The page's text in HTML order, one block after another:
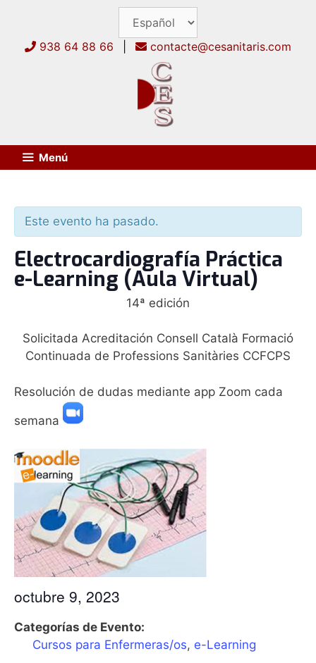
contenido938 64 88 66 contacte@cesanitaris.com
Menú
Este evento ha pasado.
Electrocardiografía Práctica
e-Learning (Aula Virtual)
14ª edición
Solicitada Acreditación Consell Català Formació
Continuada de Professions Sanitàries CCFCPS
Resolución de dudas mediante app Zoom cada
semana
octubre 9, 2023
Categorías de Evento:
Cursos para Enfermeras/os, e-Learning